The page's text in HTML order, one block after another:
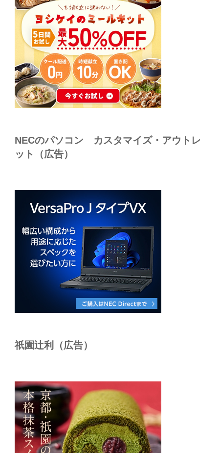
NECのパソコン カスタマイズ・アウトレ
ット（広告）
祇園辻利（広告）